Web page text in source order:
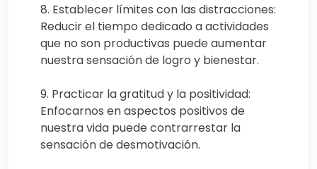
8. Establecer límites con las distracciones:
Reducir el tiempo dedicado a actividades
que no son productivas puede aumentar
nuestra sensación de logro y bienestar.
9. Practicar la gratitud y la positividad:
Enfocarnos en aspectos positivos de
nuestra vida puede contrarrestar la
sensación de desmotivación.